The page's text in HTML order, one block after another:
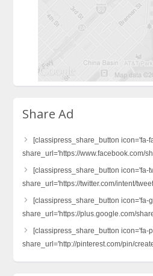
Share Ad
[classipress_share_button icon='fa-
share_url='https://www.facebook.com/
[classipress_share_button icon='fa-
share_url='https://twitter.com/intent/
[classipress_share_button icon='fa-
share_url='https://plus.google.com/
[classipress_share_button icon='fa-
share_url='http://pinterest.com/pin/